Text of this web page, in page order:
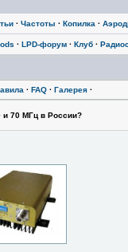
· Частоты · Копилка ·
· LPD-форум· Клуб·
· FAQ· Галерея·
и 70 МГц в России?